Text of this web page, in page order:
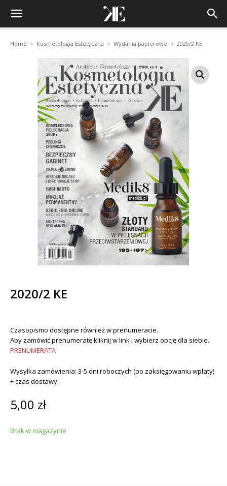
Home Kosmetologia Estetyczna Wydania papierowe 2020/2 KE
2020/2 KE
Czasopismo dostępne również w prenumeracie.
Aby zamówić prenumeratę kliknij w link i wybierz opcję dla siebie.
PRENUMERATA
Wysyłka zamówienia: 3-5 dni roboczych (po zaksięgowaniu wpłaty)
+ czas dostawy.
5,00 zł
Brak w magazynie